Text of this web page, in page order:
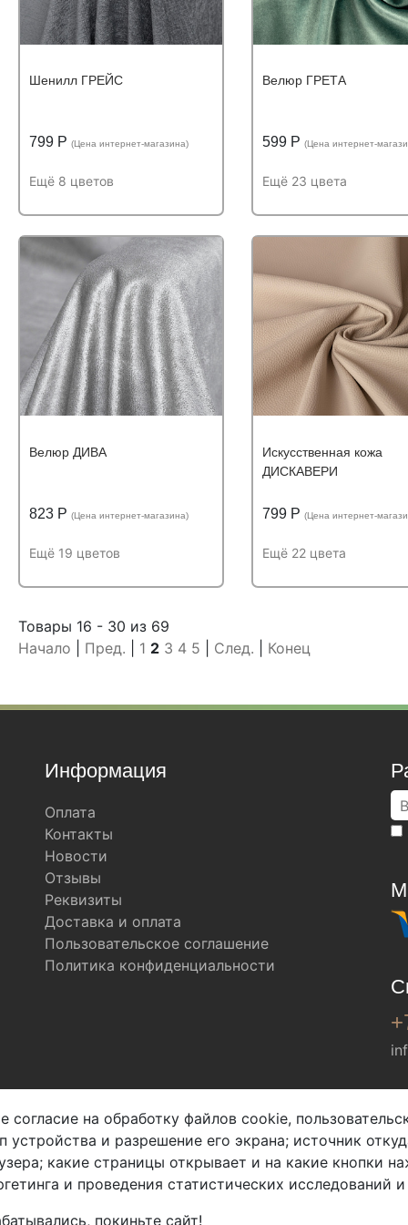
Шенилл ГРЕЙС
799 Р (Цена интернет-магазина)
Ещё 8 цветов
Устойчивость к истиранию:
Состав:
Устойчивость к
истиранию:более
40 000 циклов
Состав:полиэстер (PES)
100%
Велюр ГРЕТА
599 Р (Цена интернет-
Ещё 23 цвета
Состав:
истиранию:
60 000 циклов
Состав:полиэстер
100%
Велюр ДИВА
823 Р (Цена интернет-магазина)
Ещё 19 цветов
Устойчивость к истиранию:
Устойчивость к
истиранию:более
60 000 циклов
Искусственная кожа
ДИСКАВЕРИ
799 Р (Цена интернет-
Ещё 22 цвета
Устойчивость к
истиранию:
100 000 циклов
Товары 16 - 30 из 69
Начало
Пред. 1 2 3 4 5 След. Конец
Информация
Оплата
Контакты
Новости
Отзывы
Реквизиты
Доставка и оплата
Пользовательское соглашение
Политика конфиденциальности
Мы в соц. сетях
на обработку файлов cookie,
и разрешение его экрана; источник
какие страницы открывает и на какие кнопки
и проведения статистических исследований
покиньте сайт!